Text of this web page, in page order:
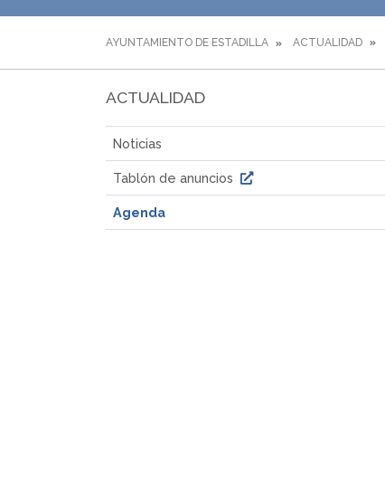
AYUNTAMIENTO DE ESTADILLA ACTUALIDAD
ACTUALIDAD
Noticias
Tablón de anuncios
Agenda